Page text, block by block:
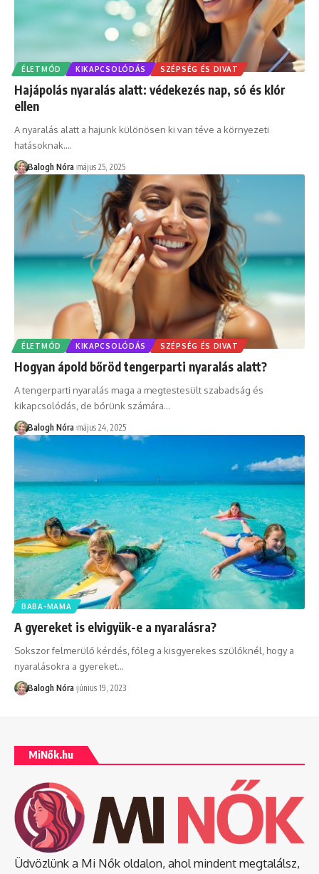
ÉLETMÓD KIKAPCSOLÓDÁS SZÉPSÉG ÉS DIVAT
Hajápolás nyaralás alatt: védekezés nap, só és klór
ellen
A nyaralás alatt a hajunk különösen ki van téve a környezeti
hatásoknak.…
Balogh Nóra május 25, 2025
ÉLETMÓD KIKAPCSOLÓDÁS SZÉPSÉG ÉS DIVAT
Hogyan ápold bőröd tengerparti nyaralás alatt?
A tengerparti nyaralás maga a megtestesült szabadság és
kikapcsolódás, de bőrünk számára…
Balogh Nóra május 24, 2025
BABA-MAMA
A gyereket is elvigyük-e a nyaralásra?
Sokszor felmerülő kérdés, főleg a kisgyerekes szülőknél, hogy a
nyaralásokra a gyereket…
Balogh Nóra június 19, 2023
MiNők.hu
Üdvözlünk a Mi Nők oldalon, ahol mindent megtalálsz,